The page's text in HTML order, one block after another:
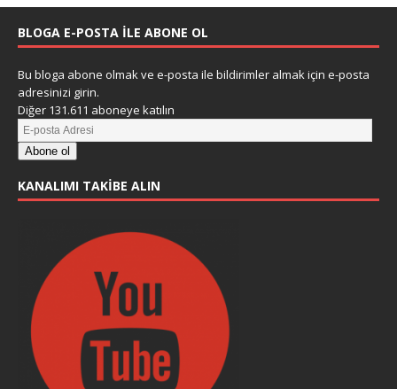
BLOGA E-POSTA ILE ABONE OL
Bu bloga abone olmak ve e-posta ile bildirimler almak için e-posta
adresinizi girin.
Diğer 131.611 aboneye katılın
Abone ol
KANALIMI TAKIBE ALIN